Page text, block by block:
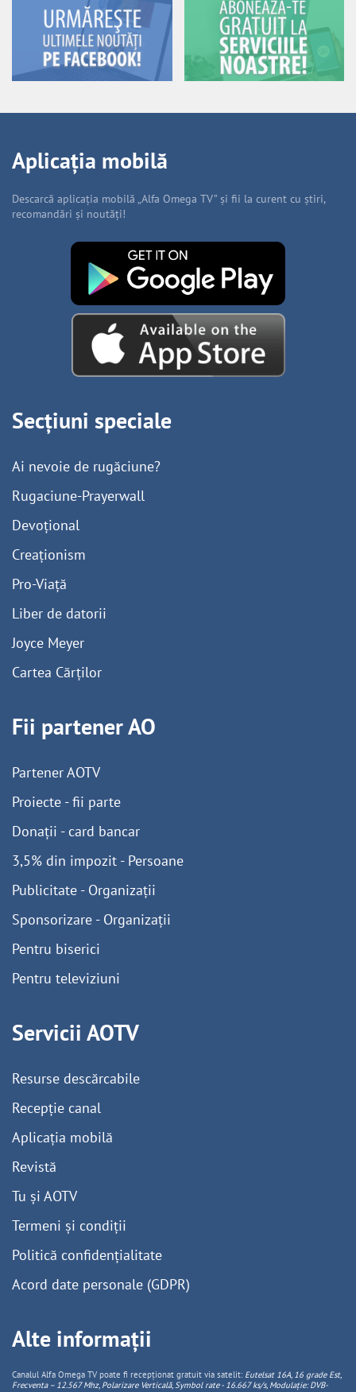
Aplicația mobilă
Descarcă aplicația mobilă „Alfa Omega TV” și fii la curent cu știri,
recomandări și noutăți!
Secțiuni speciale
Ai nevoie de rugăciune?
Rugaciune-Prayerwall
Devoțional
Creaționism
Pro-Viață
Liber de datorii
Joyce Meyer
Cartea Cărților
Fii partener AO
Partener AOTV
Proiecte - fii parte
Donații - card bancar
3,5% din impozit - Persoane
Publicitate - Organizații
Sponsorizare - Organizații
Pentru biserici
Pentru televiziuni
Servicii AOTV
Resurse descărcabile
Recepție canal
Aplicația mobilă
Revistă
Tu și AOTV
Termeni și condiții
Politică confidențialitate
Acord date personale (GDPR)
Alte informații
Canalul Alfa Omega TV poate fi recepționat gratuit via satelit: Eutelsat 16A, 16 grade Est,
Frecventa – 12.567 Mhz, PolarizareVerticală, Symbol rate - 16.667 ks/s, Modulație: DVB-